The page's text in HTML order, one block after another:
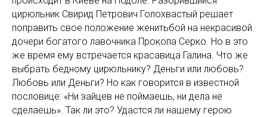
цирюльник Свирид Петрович Голохвастый решает
поправить свое положение женитьбой на некрасивой
дочери богатого лавочника Прокопа Серко. Но в это
же время ему встречается красавица Галина. Что же
выбрать бедному цирюльнику? Деньги или любовь?
Любовь или Деньги? Но как говорится в известной
пословице: «Ни зайцев не поймаешь, ни дела не
сделаешь». Так ли это? Удастся ли нашему герою